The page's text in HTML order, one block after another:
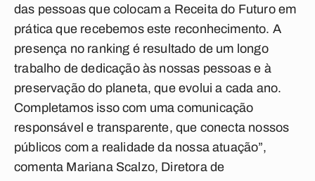
das pessoas que colocam a Receita do Futuro em
prática que recebemos este reconhecimento. A
presença no ranking é resultado de um longo
trabalho de dedicação às nossas pessoas e à
preservação do planeta, que evolui a cada ano.
Completamos isso com uma comunicação
responsável e transparente, que conecta nossos
públicos com a realidade da nossa atuação”,
comenta Mariana Scalzo, Diretora de